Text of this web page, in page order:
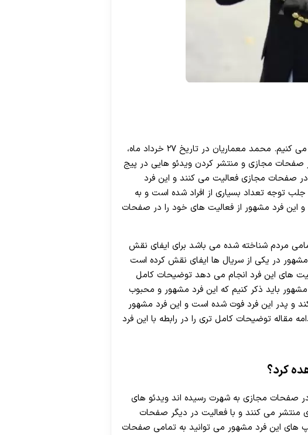
بیوگرافی محمد معماریان را در این قسمت از مقاله برای شما بیان می کنیم. محمد معماریان در تاریخ ۲۷ خرداد ماه،
در صفحات مجازی و منتشر کردن ویدئو هایی در پیج
در صفحات مجازی فعالیت می کنند و این فرد
توجه تعداد بسیاری از افراد شده است و به
این فرد مشهور از فعالیت‌ های خود را در صفحات
مردم شناخته شده می باشد برای ایفای نقش
در یکی از سریال ها ایفای نقش کرده است
‌های این فرد انجام می ‌دهد توضیحات کامل
باید ذکر کنیم که این فرد مشهور و محبوب
و پدر این فرد فوت شده است و این فرد مشهور
مقاله توضیحات کامل تری را در رابطه با این فرد
کرد؟
صفحات مجازی به شهرت رسیده اند ویدئو های
می ‌کنند و با فعالیت در دیگر صفحات
های این فرد مشهور می توانید به تمامی صفحات